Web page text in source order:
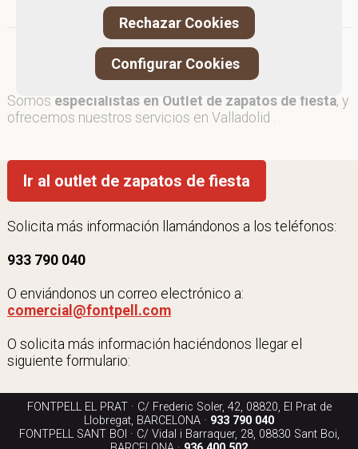
Somos especialistas en Outlet de zapatos de fiesta, y
ofrecemos nuestros servicios en Valladolid .
Ir al outlet de zapatos de fiesta
Solicita más información llamándonos a los teléfonos:
933 790 040
O enviándonos un correo electrónico a:
comercial@fontpell.com
O solicita más información haciéndonos llegar el
siguiente formulario:
FONTPELL EL PRAT · C/ Frederic Soler, 42, 08820, El Prat de
Llobregat, BARCELONA · 933 790 040
FONTPELL SANT BOI · C/ Vidal i Barraquer, 28, 08830 Sant Boi,
Rechazar Cookies
Configurar Cookies